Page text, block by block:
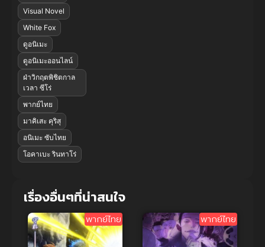
Visual Novel
White Fox
ดูอนิเมะ
ดูอนิเมะออนไลน์
ฝ่าวิกฤตพิชิตกาล
เวลา ซีโร่
พากย์ไทย
มาคิเสะ คุริสุ
อนิเมะ ซับไทย
โอคาเบะ รินทาโร่
เรื่องอื่นๆที่น่าสนใจ
พากย์ไทย พากย์ไทย